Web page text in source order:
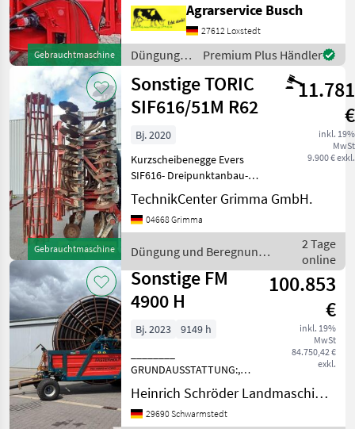
Gebrauchtmaschine
hydr. Betätigung,
Reihenstreuvorrichtung,
Streumengenverstellung
Text in deutscher, english
und
Agrarservice Busch
27612 Loxstedt
Düngung
und
Beregnung
/ Kuhn
Premium Plus Händler
Gebrauchtmaschine
Sonstige TORIC
SIF616/51M R62
11.781
€
inkl. 19%
MwSt
9.900 € exkl.
Bj. 2020
Kurzscheibenegge Evers
SIF616- Dreipunktanbau-
hydr. Klappung-
Beleuchtung-
Rohrstabwalze-
DosiMat LVX570-22-50 #
DPK0000106- 4 Abstellstütz
TechnikCenter Grimma GmbH.
04668 Grimma
Düngung und Beregnung
/ Sonstige
2 Tage
online
Sonstige FM
4900 H
100.853
€
inkl. 19%
MwSt
84.750,42 €
exkl.
Bj. 2023
9149 h
GRUNDAUSSTATTUNG:,
Bereifung hinten: 16, 9/14" x
30", Bereifung vorne: 400/60
x 16, 5", Hydraulische
Heinrich Schröder Landmaschinen KG Schwarmstedt
29690 Schwarmstedt